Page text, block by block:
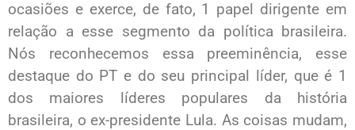
ocasiões e exerce, de fato, 1 papel dirigente em
relação a esse segmento da política brasileira.
Nós reconhecemos essa preeminência, esse
destaque do PT e do seu principal líder, que é 1
dos maiores líderes populares da história
brasileira, o ex-presidente Lula. As coisas mudam,